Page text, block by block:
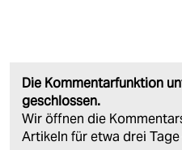
Die Kommentarfunktion
geschlossen.
Wir öffnen die
Artikeln für etwa drei Tage